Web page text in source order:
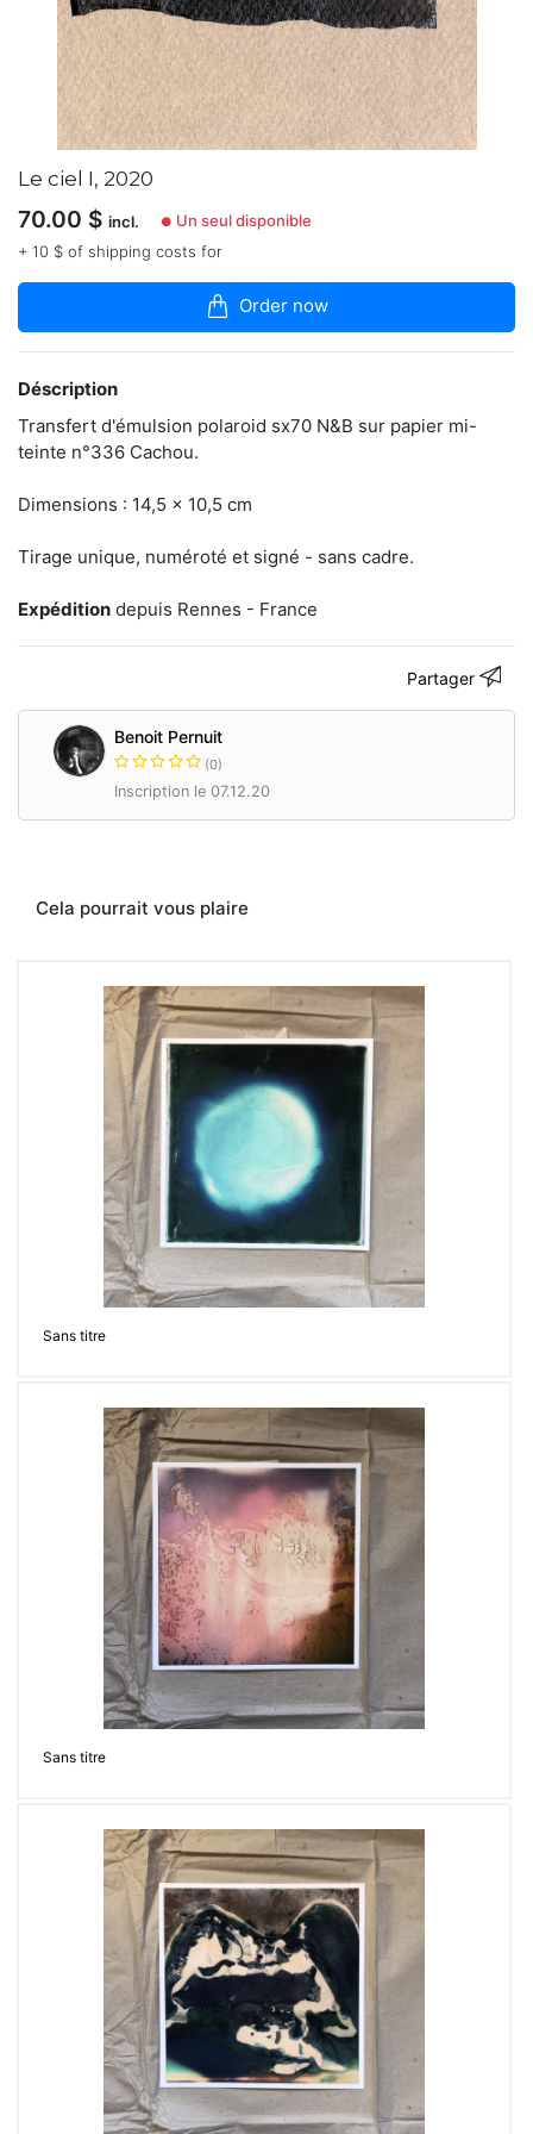
dans
la
boutique
-
Photographe
Contacter
Le ciel I, 2020
70.00 $ incl. ● Un seul disponible
+ 10 $ of shipping costs for
Order now
Déscription
Transfert d'émulsion polaroid sx70 N&B sur papier mi-
teinte n°336 Cachou.
Dimensions : 14,5 x 10,5 cm
Tirage unique, numéroté et signé - sans cadre.
Expédition depuis Rennes - France
Partager
Benoit Pernuit
(0)
Inscription le 07.12.20
Cela pourrait vous plaire
Sans titre
Sans titre